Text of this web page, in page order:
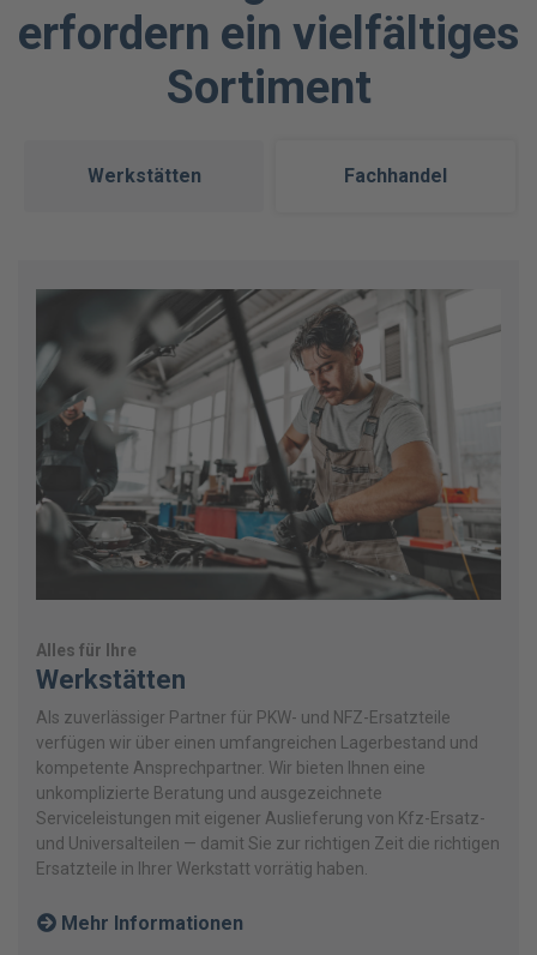
erfordern ein vielfältiges
Sortiment
Werkstätten Fachhandel
Alles für Ihre
Werkstätten
Als zuverlässiger Partner für PKW- und NFZ-Ersatzteile
verfügen wir über einen umfangreichen Lagerbestand und
kompetente Ansprechpartner. Wir bieten Ihnen eine
unkomplizierte Beratung und ausgezeichnete
Serviceleistungen mit eigener Auslieferung von Kfz-Ersatz-
und Universalteilen — damit Sie zur richtigen Zeit die richtigen
Ersatzteile in Ihrer Werkstatt vorrätig haben.
Mehr Informationen